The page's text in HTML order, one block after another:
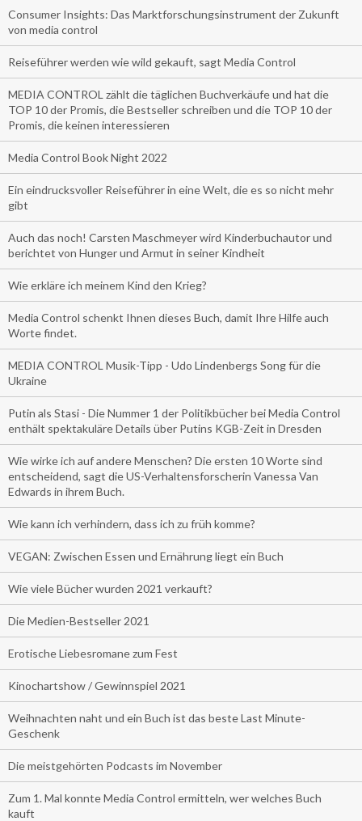
Consumer Insights: Das Marktforschungsinstrument der Zukunft
von media control
Reiseführer werden wie wild gekauft, sagt Media Control
MEDIA CONTROL zählt die täglichen Buchverkäufe und hat die
TOP 10 der Promis, die Bestseller schreiben und die TOP 10 der
Promis, die keinen interessieren
Media Control Book Night 2022
Ein eindrucksvoller Reiseführer in eine Welt, die es so nicht mehr
gibt
Auch das noch! Carsten Maschmeyer wird Kinderbuchautor und
berichtet von Hunger und Armut in seiner Kindheit
Wie erkläre ich meinem Kind den Krieg?
Media Control schenkt Ihnen dieses Buch, damit Ihre Hilfe auch
Worte findet.
MEDIA CONTROL Musik-Tipp - Udo Lindenbergs Song für die
Ukraine
Putin als Stasi - Die Nummer 1 der Politikbücher bei Media Control
enthält spektakuläre Details über Putins KGB-Zeit in Dresden
Wie wirke ich auf andere Menschen? Die ersten 10 Worte sind
entscheidend, sagt die US-Verhaltensforscherin Vanessa Van
Edwards in ihrem Buch.
Wie kann ich verhindern, dass ich zu früh komme?
VEGAN: Zwischen Essen und Ernährung liegt ein Buch
Wie viele Bücher wurden 2021 verkauft?
Die Medien-Bestseller 2021
Erotische Liebesromane zum Fest
Kinochartshow / Gewinnspiel 2021
Weihnachten naht und ein Buch ist das beste Last Minute-
Geschenk
Die meistgehörten Podcasts im November
Zum 1. Mal konnte Media Control ermitteln, wer welches Buch
kauft